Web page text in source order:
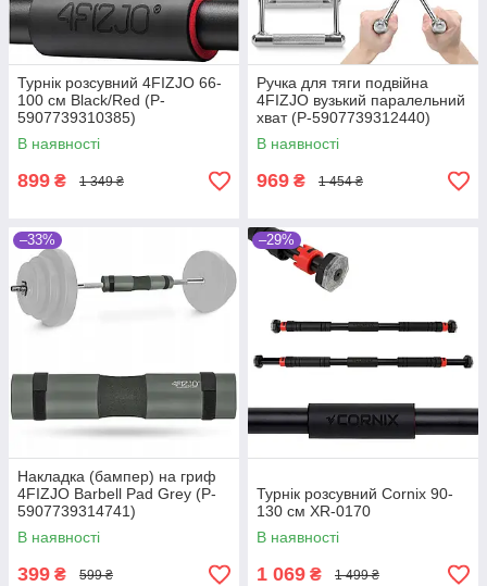
Турнік розсувний 4FIZJO 66-
100 см Black/Red (P-
5907739310385)
В наявності
899 ₴ 1 349 ₴
Ручка для тяги подвійна
4FIZJO вузький паралельний
хват (P-5907739312440)
В наявності
969 ₴ 1 454 ₴
–33%
Накладка (бампер) на гриф
4FIZJO Barbell Pad Grey (P-
5907739314741)
В наявності
399 ₴ 599 ₴
–29%
Турнік розсувний Cornix 90-
130 см XR-0170
В наявності
1 069 ₴ 1 499 ₴